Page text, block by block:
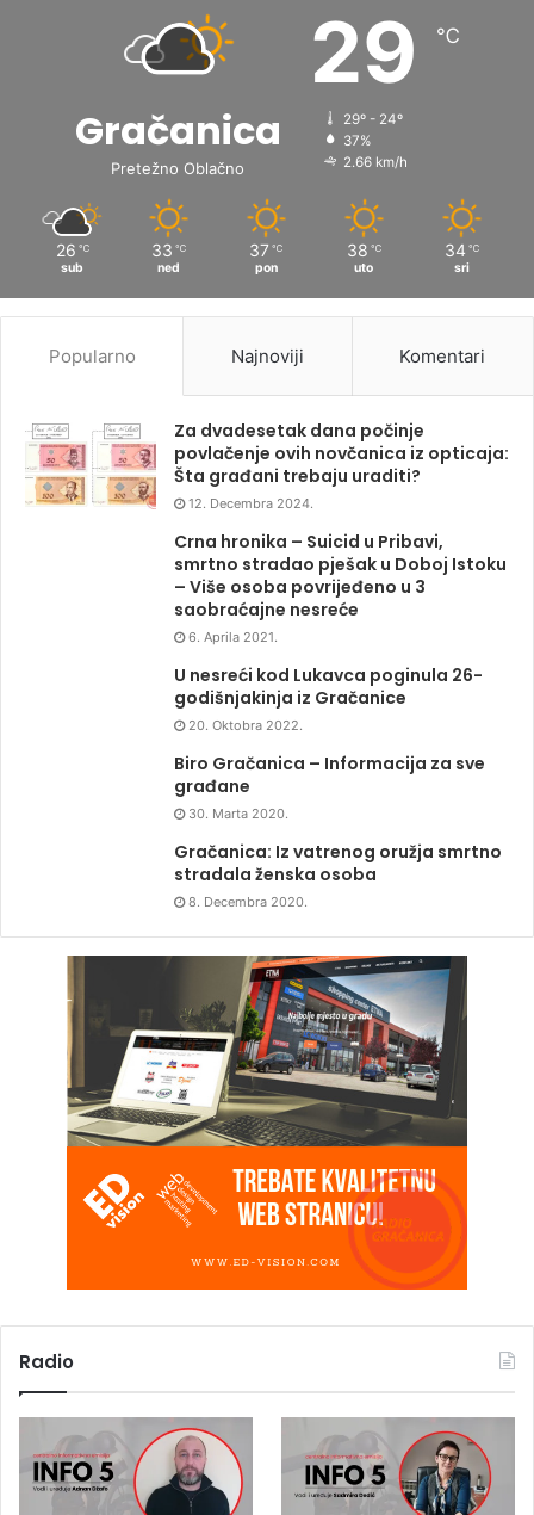
Gračanica
Pretežno Oblačno
29 ℃
29º - 24º
37%
2.66 km/h
26 ℃
sub
33 ℃
ned
37 ℃
pon
38 ℃
uto
34 ℃
sri
Popularno Najnoviji Komentari
Za dvadesetak dana počinje
povlačenje ovih novčanica iz opticaja:
Šta građani trebaju uraditi?
12. Decembra 2024.
Crna hronika – Suicid u Pribavi,
smrtno stradao pješak u Doboj Istoku
– Više osoba povrijeđeno u 3
saobraćajne nesreće
6. Aprila 2021.
U nesreći kod Lukavca poginula 26-
godišnjakinja iz Gračanice
20. Oktobra 2022.
Biro Gračanica – Informacija za sve
građane
30. Marta 2020.
Gračanica: Iz vatrenog oružja smrtno
stradala ženska osoba
8. Decembra 2020.
Radio